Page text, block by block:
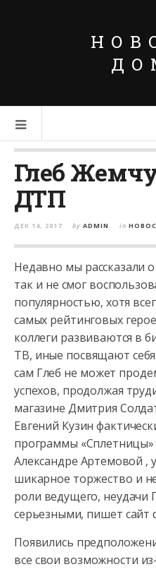
Глеб
ДТП
ДЕК 14, 2017 by ADMIN in
Недавно мы рассказали
так и не смог
популярностью, хотя
самых рейтинговых
коллеги развиваются в
ТВ, иные посвящают
сам Глеб не может
успехов, продолжая
магазине Дмитрия
Евгений Кузин
программы
Александре Артемовой ,
шикарное торжество и
роли ведущего, неудачи
серьезными, пишет сайт
Появились
все свои возможности